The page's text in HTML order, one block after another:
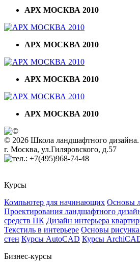
АРХ МОСКВА 2010
АРХ МОСКВА 2010
АРХ МОСКВА 2010
АРХ МОСКВА 2010
© 2026 Школа ландшафтного
г. Москва, ул.Гиляровского, д.57
+7(495)968-74-48
Курсы
Компьютер для начинающих Основы
Проектирования ландшафтного
средств ПК Дизайн интерьера
Текстиль в интерьере Основы
стен Курсы AutoCAD Курсы
Бизнес-курсы